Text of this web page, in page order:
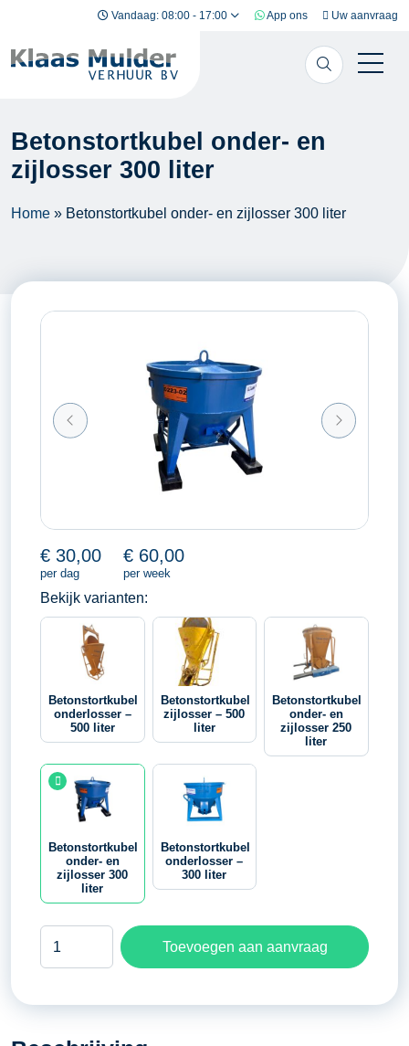
Ga naar inhoud Vandaag: 08:00 - 17:00 App ons Uw aanvraag
Betonstortkubel onder- en
zijlosser 300 liter
Home » Betonstortkubel onder- en zijlosser 300 liter
€ 30,00
per dag
€ 60,00
per week
Bekijk varianten:
Betonstortkubel
onderlosser –
500 liter
Betonstortkubel
zijlosser – 500
liter
Betonstortkubel
onder- en
zijlosser 250
liter
Betonstortkubel
onder- en
zijlosser 300
liter
Betonstortkubel
onderlosser –
300 liter
Betonstortkubel
zijlosser
Toevoegen aan aanvraag